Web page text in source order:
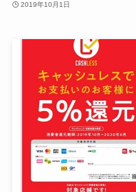
2019年10月1日